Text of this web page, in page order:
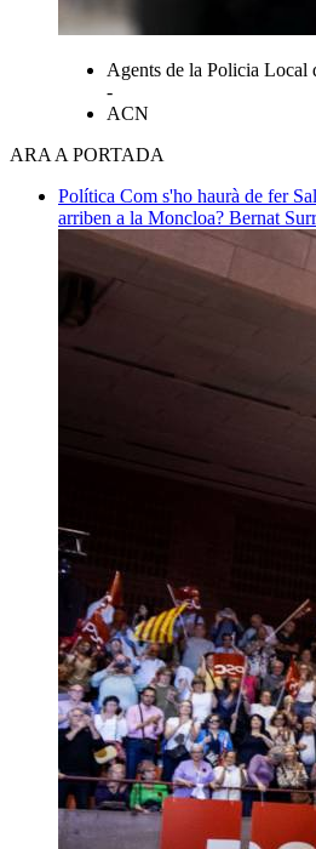
Agents de la Policia Local
-
ACN
ARA A PORTADA
Política Com s'ho haurà de fer
arriben a la Moncloa? Bernat